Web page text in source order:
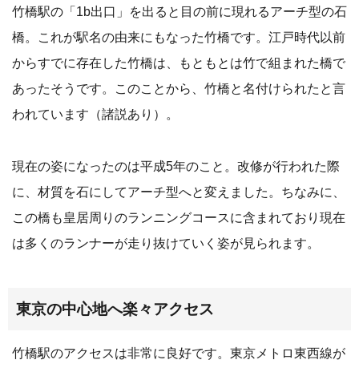
竹橋駅の「1b出口」を出ると目の前に現れるアーチ型の石
橋。これが駅名の由来にもなった竹橋です。江戸時代以前
からすでに存在した竹橋は、もともとは竹で組まれた橋で
あったそうです。このことから、竹橋と名付けられたと言
われています（諸説あり）。
現在の姿になったのは平成5年のこと。改修が行われた際
に、材質を石にしてアーチ型へと変えました。ちなみに、
この橋も皇居周りのランニングコースに含まれており現在
は多くのランナーが走り抜けていく姿が見られます。
東京の中心地へ楽々アクセス
竹橋駅のアクセスは非常に良好です。東京メトロ東西線が